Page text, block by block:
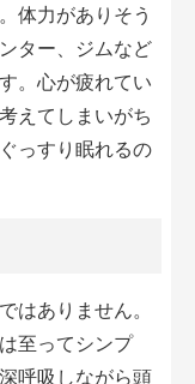
体力がありそう
ター、ジムなど
。心が疲れてい
えてしまいがち
っすり眠れるの
はありません。
至ってシンプ
呼吸しながら頭